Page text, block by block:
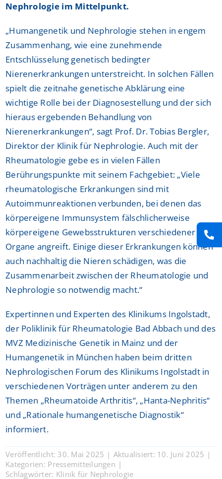
Nephrologie im Mittelpunkt.
„Humangenetik und Nephrologie stehen in engem
Zusammenhang, wie eine zunehmende
Entschlüsselung genetisch bedingter
Nierenerkrankungen unterstreicht. In solchen Fällen
spielt die zeitnahe genetische Abklärung eine
wichtige Rolle bei der Diagnosestellung und der sich
hieraus ergebenden Behandlung von
Nierenerkrankungen“, sagt Prof. Dr. Tobias Bergler,
Direktor der Klinik für Nephrologie. Auch mit der
Rheumatologie gebe es in vielen Fällen
Berührungspunkte mit seinem Fachgebiet: „Viele
rheumatologische Erkrankungen sind mit
Autoimmunreaktionen verbunden, bei denen das
körpereigene Immunsystem fälschlicherweise
körpereigene Gewebsstrukturen verschiedener
Organe angreift. Einige dieser Erkrankungen können
auch nachhaltig die Nieren schädigen, was die
Zusammenarbeit zwischen der Rheumatologie und
Nephrologie so notwendig macht.“
Expertinnen und Experten des Klinikums Ingolstadt,
der Poliklinik für Rheumatologie Bad Abbach und des
MVZ Medizinische Genetik in Mainz und der
Humangenetik in München haben beim dritten
Nephrologischen Forum des Klinikums Ingolstadt in
verschiedenen Vorträgen unter anderem zu den
Themen „Rheumatoide Arthritis“, „Hanta-Nephritis“
und „Rationale humangenetische Diagnostik“
informiert.
Veröffentlicht: 30. Mai 2025 | Aktualisiert: 10. Juni 2025 |
Kategorien: Pressemitteilungen |
Schlagwörter: Klinik für Nephrologie